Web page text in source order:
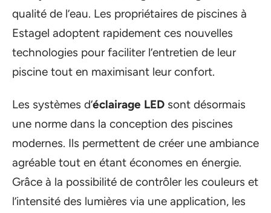
qualité de l’eau. Les propriétaires de piscines à
Estagel adoptent rapidement ces nouvelles
technologies pour faciliter l’entretien de leur
piscine tout en maximisant leur confort.
Les systèmes d’éclairage LED sont désormais
une norme dans la conception des piscines
modernes. Ils permettent de créer une ambiance
agréable tout en étant économes en énergie.
Grâce à la possibilité de contrôler les couleurs et
l’intensité des lumières via une application, les